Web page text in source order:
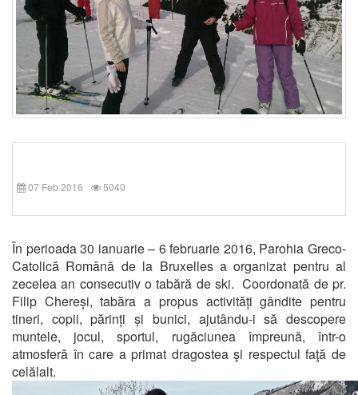
07 Feb 2016 5040
În perioada 30 ianuarie – 6 februarie 2016, Parohia Greco-
Catolică Română de la Bruxelles a organizat pentru al
zecelea an consecutiv o tabără de ski. Coordonată de pr.
Filip Chereși, tabăra a propus activități gândite pentru
tineri, copii, părinți și bunici, ajutându-i să descopere
muntele, jocul, sportul, rugăciunea împreună, într-o
atmosferă în care a primat dragostea şi respectul faţă de
celălalt.